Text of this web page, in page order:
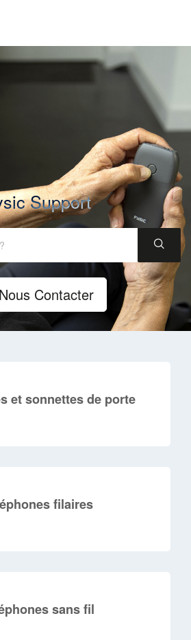
Support
Nous Contacter
et sonnettes de porte
filaires
sans fil